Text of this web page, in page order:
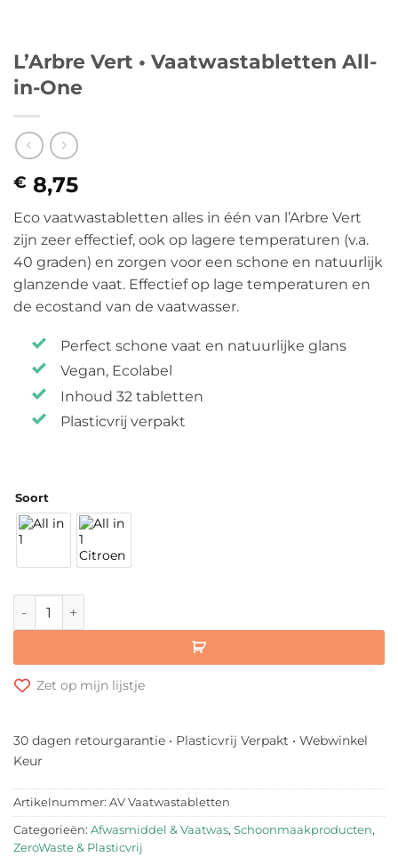
L’Arbre Vert • Vaatwastabletten All-
in-One
€ 8,75
Eco vaatwastabletten alles in één van l’Arbre Vert
zijn zeer effectief, ook op lagere temperaturen (v.a.
40 graden) en zorgen voor een schone en natuurlijk
glanzende vaat. Effectief op lage temperaturen en
de ecostand van de vaatwasser.
Perfect schone vaat en natuurlijke glans
Vegan, Ecolabel
Inhoud 32 tabletten
Plasticvrij verpakt
Soort
L'Arbre Vert • Vaatwastabletten All-in-One aantal
Zet op mijn lijstje
30 dagen retourgarantie • Plasticvrij Verpakt • Webwinkel
Keur
Artikelnummer: AV Vaatwastabletten
Categorieën: Afwasmiddel & Vaatwas, Schoonmaakproducten,
ZeroWaste & Plasticvrij